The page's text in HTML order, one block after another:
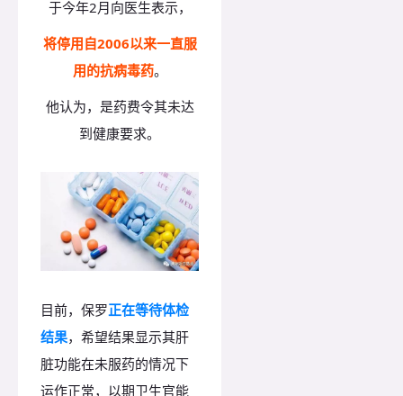
于今年2月向医生表示，
将停用自2006以来一直服
用的抗病毒药。
他认为，是药费令其未达
到健康要求。
目前，保罗正在等待体检
结果，希望结果显示其肝
脏功能在未服药的情况下
运作正常，以期卫生官能